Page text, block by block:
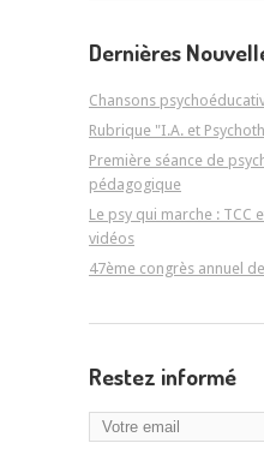
Dernières
Chansons
Rubrique "I.A. et
Première séance de
pédagogique
Le psy qui marche : TCC
vidéos
47ème congrès annuel
Restez informé